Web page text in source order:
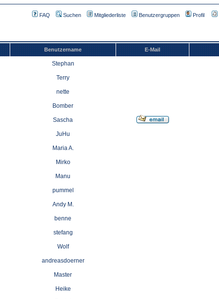
FAQ Suchen Mitgliederliste Benutzergruppen Profil
Benutzername E-Mail
Stephan
Terry
nette
Bomber
Sascha
JuHu
Maria A.
Mirko
Manu
pummel
Andy M.
benne
stefang
Wolf
andreasdoerner
Master
Heike